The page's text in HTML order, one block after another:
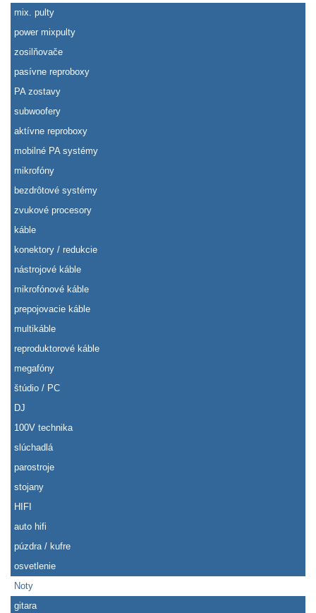
mix. pulty
power mixpulty
zosilňovače
pasívne reproboxy
PA zostavy
subwoofery
aktívne reproboxy
mobilné PA systémy
mikrofóny
bezdrôtové systémy
zvukové procesory
káble
konektory / redukcie
nástrojové káble
mikrofónové káble
prepojovacie káble
multikáble
reproduktorové káble
megafóny
štúdio / PC
DJ
100V technika
slúchadlá
parostroje
stojany
HIFI
auto hifi
púzdra / kufre
osvetlenie
Noty
gitara